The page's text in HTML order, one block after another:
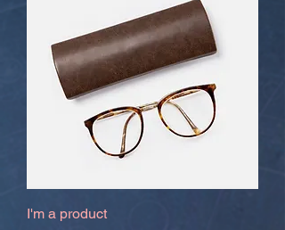
I'm a product